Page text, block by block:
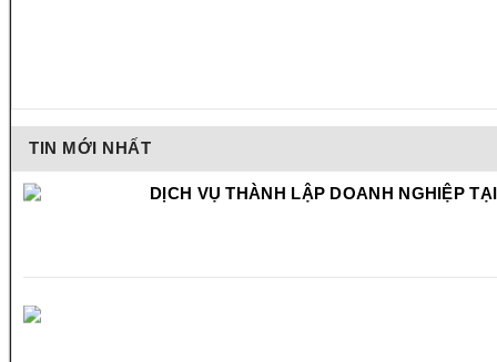
TIN MỚI NHẤT
DỊCH VỤ THÀNH LẬP DOANH NGHIỆP